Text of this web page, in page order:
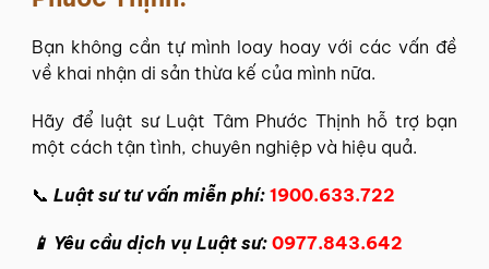
Bạn không cần tự mình loay hoay với các vấn đề
về khai nhận di sản thừa kế của mình nữa.
Hãy để luật sư Luật Tâm Phước Thịnh hỗ trợ bạn
một cách tận tình, chuyên nghiệp và hiệu quả.
📞 Luật sư tư vấn miễn phí: 1900.633.722
📱 Yêu cầu dịch vụ Luật sư: 0977.843.642